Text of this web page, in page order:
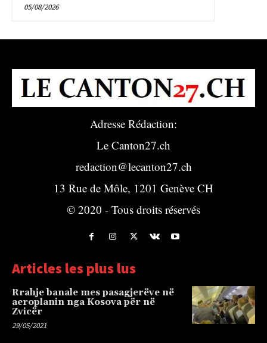
05/08/2026
Adresse Rédaction:
Le Canton27.ch
redaction@lecanton27.ch
13 Rue de Môle, 1201 Genève CH
© 2020 - Tous droits réservés
Articles les plus lus
Rrahje banale mes pasagjerëve në
aeroplanin nga Kosova për në
Zvicër
29/05/2021